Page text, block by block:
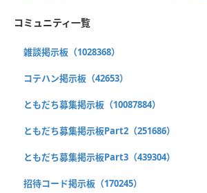
コミュニティ一覧
雑談掲示板（1028368）
コテハン掲示板（42653）
ともだち募集掲示板（10087884）
ともだち募集掲示板Part2（251686）
ともだち募集掲示板Part3（439304）
招待コード掲示板（170245）